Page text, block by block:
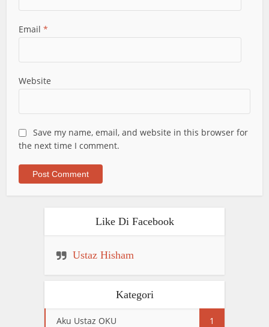
Email*
Website
Save my name, email, and website in this browser for
the next time I comment.
Like Di Facebook
Ustaz Hisham
Kategori
Aku Ustaz OKU 1